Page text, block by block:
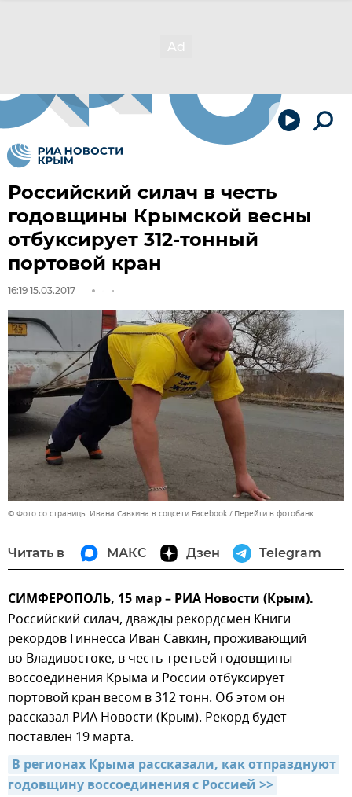
Российский силач в честь
годовщины Крымской весны
отбуксирует 312-тонный
портовой кран
16:19 15.03.2017
© Фото со страницы Ивана Савкина в соцсети Facebook Перейти в фотобанк
Читать в МАКС Дзен Telegram
СИМФЕРОПОЛЬ, 15 мар – РИА Новости (Крым).
Российский силач, дважды рекордсмен Книги
рекордов Гиннесса Иван Савкин, проживающий
во Владивостоке, в честь третьей годовщины
воссоединения Крыма и России отбуксирует
портовой кран весом в 312 тонн. Об этом он
рассказал РИА Новости (Крым). Рекорд будет
поставлен 19 марта.
В регионах Крыма рассказали, как отпразднуют
годовщину воссоединения с Россией >>